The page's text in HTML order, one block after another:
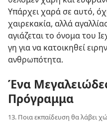
Υπάρχει χαρά σε αυτό,
χαιρεκακία, αλλά
αγιάζεται το όνομα του
γη για να κατοικηθεί
ανθρωπότητα.
Ένα
Πρόγραμμα
13. Ποια εκπαίδευση θα λάβει